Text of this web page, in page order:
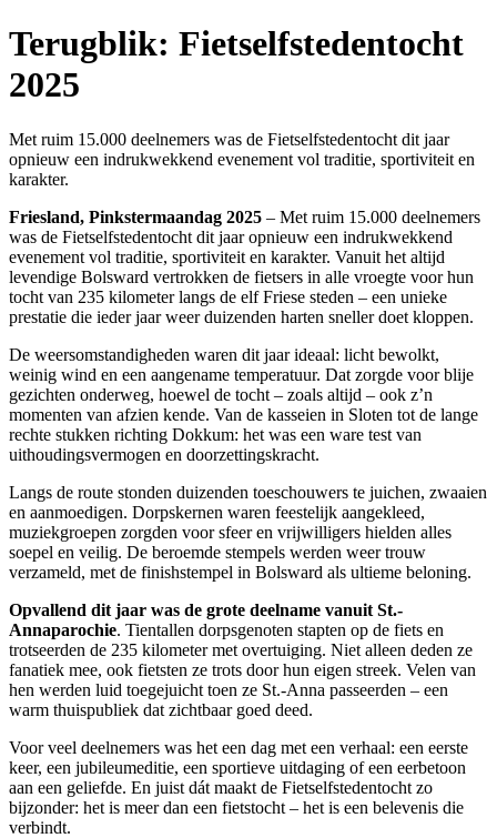
Terugblik: Fietselfstedentocht
2025
Met ruim 15.000 deelnemers was de Fietselfstedentocht dit jaar
opnieuw een indrukwekkend evenement vol traditie, sportiviteit en
karakter.
Friesland, Pinkstermaandag 2025 – Met ruim 15.000 deelnemers
was de Fietselfstedentocht dit jaar opnieuw een indrukwekkend
evenement vol traditie, sportiviteit en karakter. Vanuit het altijd
levendige Bolsward vertrokken de fietsers in alle vroegte voor hun
tocht van 235 kilometer langs de elf Friese steden – een unieke
prestatie die ieder jaar weer duizenden harten sneller doet kloppen.
De weersomstandigheden waren dit jaar ideaal: licht bewolkt,
weinig wind en een aangename temperatuur. Dat zorgde voor blije
gezichten onderweg, hoewel de tocht – zoals altijd – ook z’n
momenten van afzien kende. Van de kasseien in Sloten tot de lange
rechte stukken richting Dokkum: het was een ware test van
uithoudingsvermogen en doorzettingskracht.
Langs de route stonden duizenden toeschouwers te juichen, zwaaien
en aanmoedigen. Dorpskernen waren feestelijk aangekleed,
muziekgroepen zorgden voor sfeer en vrijwilligers hielden alles
soepel en veilig. De beroemde stempels werden weer trouw
verzameld, met de finishstempel in Bolsward als ultieme beloning.
Opvallend dit jaar was de grote deelname vanuit St.-
Annaparochie. Tientallen dorpsgenoten stapten op de fiets en
trotseerden de 235 kilometer met overtuiging. Niet alleen deden ze
fanatiek mee, ook fietsten ze trots door hun eigen streek. Velen van
hen werden luid toegejuicht toen ze St.-Anna passeerden – een
warm thuispubliek dat zichtbaar goed deed.
Voor veel deelnemers was het een dag met een verhaal: een eerste
keer, een jubileumeditie, een sportieve uitdaging of een eerbetoon
aan een geliefde. En juist dát maakt de Fietselfstedentocht zo
bijzonder: het is meer dan een fietstocht – het is een belevenis die
verbindt.